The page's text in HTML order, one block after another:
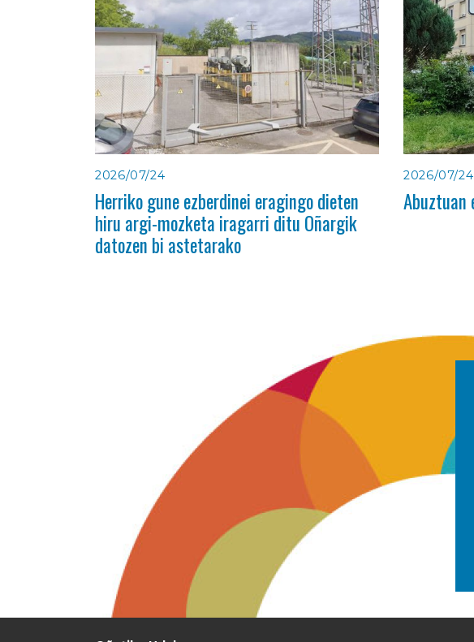
2026/07/24
Herriko gune ezberdinei eragingo dieten
hiru argi-mozketa iragarri ditu Oñargik
datozen bi astetarako
2026/07/24
Abuztuan